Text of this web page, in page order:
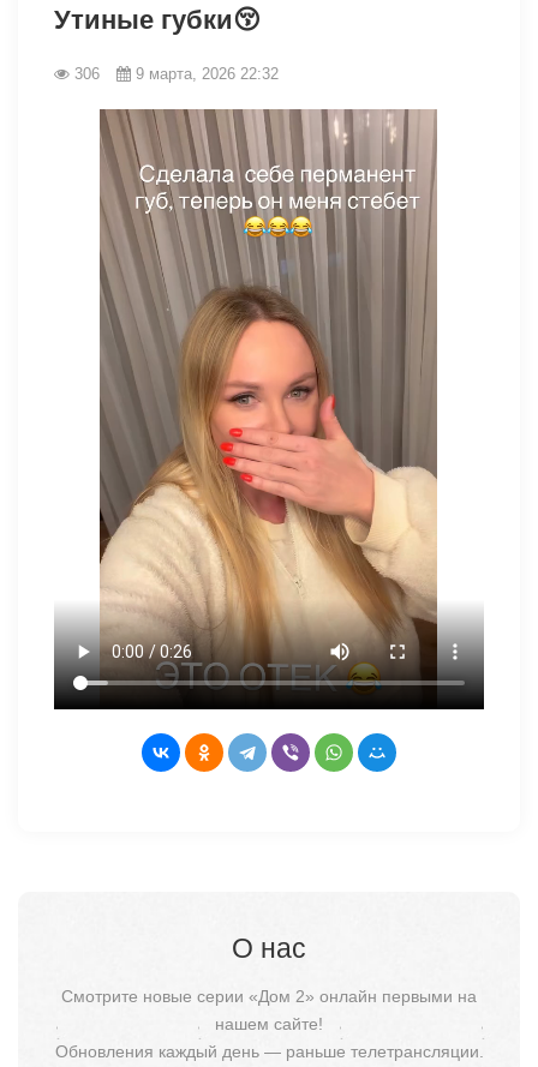
Утиные губки😚
306 9 марта, 2026 22:32
О нас
Смотрите новые серии «Дом 2» онлайн первыми на
нашем сайте!
Обновления каждый день — раньше телетрансляции.